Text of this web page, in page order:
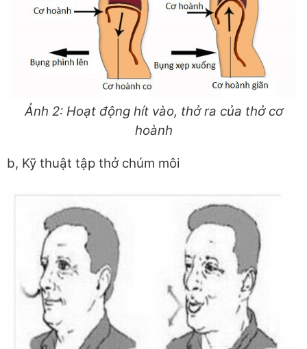
Ảnh 2: Hoạt động hít vào, thở ra của thở cơ
hoành
b, Kỹ thuật tập thở chúm môi